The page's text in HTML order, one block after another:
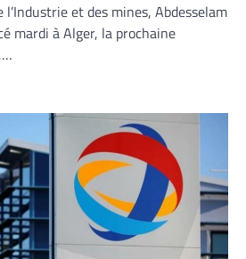
et des mines, Abdesselam
mardi à Alger, la prochaine